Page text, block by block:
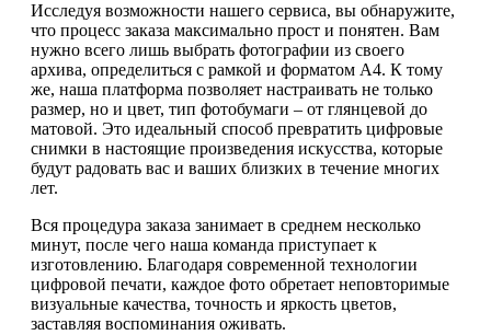
Исследуя возможности нашего сервиса, вы обнаружите,
что процесс заказа максимально прост и понятен. Вам
нужно всего лишь выбрать фотографии из своего
архива, определиться с рамкой и форматом А4. К тому
же, наша платформа позволяет настраивать не только
размер, но и цвет, тип фотобумаги – от глянцевой до
матовой. Это идеальный способ превратить цифровые
снимки в настоящие произведения искусства, которые
будут радовать вас и ваших близких в течение многих
лет.
Вся процедура заказа занимает в среднем несколько
минут, после чего наша команда приступает к
изготовлению. Благодаря современной технологии
цифровой печати, каждое фото обретает неповторимые
визуальные качества, точность и яркость цветов,
заставляя воспоминания оживать.